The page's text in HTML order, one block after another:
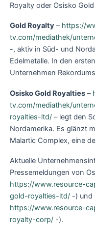
Royalty oder Osisko
Gold Royalty – https://
tv.com/mediathek/
-, aktiv in Süd- und
Edelmetalle. In den
Unternehmen
Osisko Gold Royalties –
tv.com/mediathek/
royalties-ltd/ – legt den
Nordamerika. Es glänzt
Malartic Complex, eine
Aktuelle
Pressemeldungen von
https://www.resource-
gold-royalties-ltd/ -) und
https://www.resource-
royalty-corp/ -).